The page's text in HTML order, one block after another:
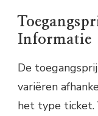
Informatie
De
variëren
het type ticket.